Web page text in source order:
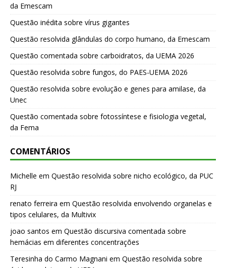
da Emescam
Questão inédita sobre vírus gigantes
Questão resolvida glândulas do corpo humano, da Emescam
Questão comentada sobre carboidratos, da UEMA 2026
Questão resolvida sobre fungos, do PAES-UEMA 2026
Questão resolvida sobre evolução e genes para amilase, da
Unec
Questão comentada sobre fotossíntese e fisiologia vegetal,
da Fema
COMENTÁRIOS
Michelle em Questão resolvida sobre nicho ecológico, da PUC
RJ
renato ferreira em Questão resolvida envolvendo organelas e
tipos celulares, da Multivix
joao santos em Questão discursiva comentada sobre
hemácias em diferentes concentrações
Teresinha do Carmo Magnani em Questão resolvida sobre